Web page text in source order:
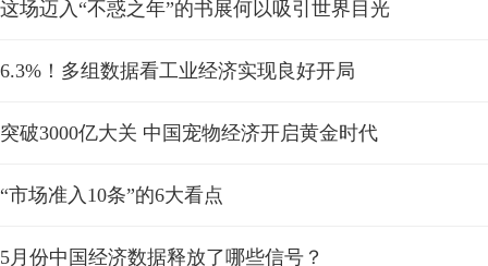
这场迈入“不惑之年”的书展何以吸引世界目光
6.3%！多组数据看工业经济实现良好开局
突破3000亿大关 中国宠物经济开启黄金时代
“市场准入10条”的6大看点
5月份中国经济数据释放了哪些信号？